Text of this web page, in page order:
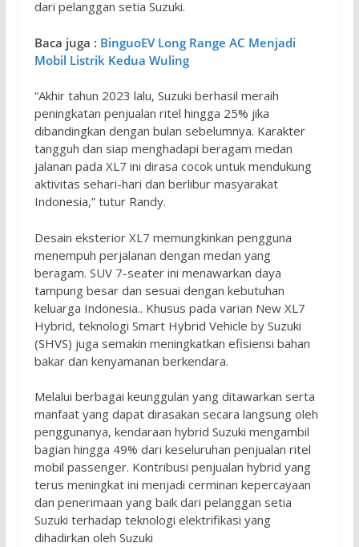
dari pelanggan setia Suzuki.
Baca juga : BinguoEV Long Range AC Menjadi
Mobil Listrik Kedua Wuling
“Akhir tahun 2023 lalu, Suzuki berhasil meraih
peningkatan penjualan ritel hingga 25% jika
dibandingkan dengan bulan sebelumnya. Karakter
tangguh dan siap menghadapi beragam medan
jalanan pada XL7 ini dirasa cocok untuk mendukung
aktivitas sehari-hari dan berlibur masyarakat
Indonesia,” tutur Randy.
Desain eksterior XL7 memungkinkan pengguna
menempuh perjalanan dengan medan yang
beragam. SUV 7-seater ini menawarkan daya
tampung besar dan sesuai dengan kebutuhan
keluarga Indonesia.. Khusus pada varian New XL7
Hybrid, teknologi Smart Hybrid Vehicle by Suzuki
(SHVS) juga semakin meningkatkan efisiensi bahan
bakar dan kenyamanan berkendara.
Melalui berbagai keunggulan yang ditawarkan serta
manfaat yang dapat dirasakan secara langsung oleh
penggunanya, kendaraan hybrid Suzuki mengambil
bagian hingga 49% dari keseluruhan penjualan ritel
mobil passenger. Kontribusi penjualan hybrid yang
terus meningkat ini menjadi cerminan kepercayaan
dan penerimaan yang baik dari pelanggan setia
Suzuki terhadap teknologi elektrifikasi yang
dihadirkan oleh Suzuki